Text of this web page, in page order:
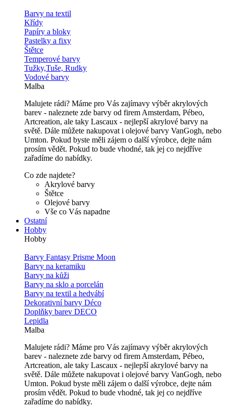
Barvy na textil
Křídy
Papíry a bloky
Pastelky a fixy
Štětce
Temperové barvy
Tužky,Tuše, Rudky
Vodové barvy
Malba
Malujete rádi? Máme pro Vás zajímavy výběr akrylových
barev - naleznete zde barvy od firem Amsterdam, Pébeo,
Artcreation, ale taky Lascaux - nejlepší akrylové barvy na
světě. Dále můžete nakupovat i olejové barvy VanGogh, nebo
Umton. Pokud byste měli zájem o další výrobce, dejte nám
prosím vědět. Pokud to bude vhodné, tak jej co nejdříve
zařadíme do nabídky.
Co zde najdete?
Akrylové barvy
Štětce
Olejové barvy
Vše co Vás napadne
Ostatní
Hobby
Hobby
Barvy Fantasy Prisme Moon
Barvy na keramiku
Barvy na kůži
Barvy na sklo a porcelán
Barvy na textil a hedvábí
Dekorativní barvy Déco
Doplňky barev DECO
Lepidla
Malba
Malujete rádi? Máme pro Vás zajímavy výběr akrylových
barev - naleznete zde barvy od firem Amsterdam, Pébeo,
Artcreation, ale taky Lascaux - nejlepší akrylové barvy na
světě. Dále můžete nakupovat i olejové barvy VanGogh, nebo
Umton. Pokud byste měli zájem o další výrobce, dejte nám
prosím vědět. Pokud to bude vhodné, tak jej co nejdříve
zařadíme do nabídky.